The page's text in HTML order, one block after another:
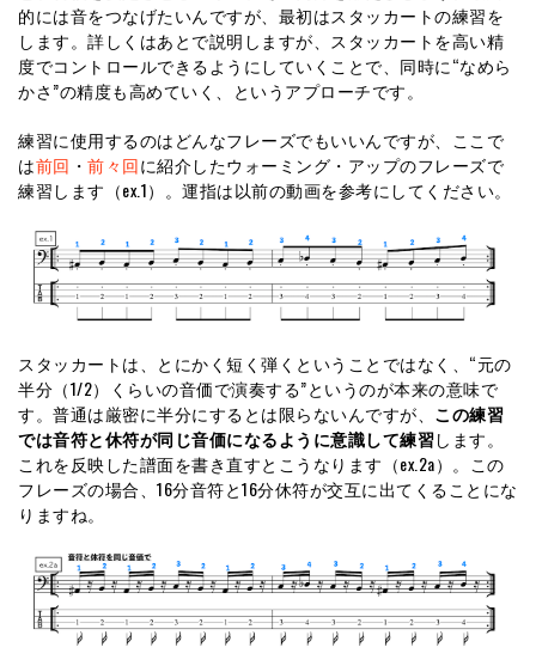
的には音をつなげたいんですが、最初はスタッカートの練習を
します。詳しくはあとで説明しますが、スタッカートを高い精
度でコントロールできるようにしていくことで、同時に“なめら
かさ”の精度も高めていく、というアプローチです。
練習に使用するのはどんなフレーズでもいいんですが、ここで
は前回 ・ 前々回に紹介したウォーミング・アップのフレーズで
練習します（ex.1）。運指は以前の動画を参考にしてください。
スタッカートは、とにかく短く弾くということではなく、“元の
半分（1/2）くらいの音価で演奏する”というのが本来の意味で
す。普通は厳密に半分にするとは限らないんですが、 この練習
では音符と休符が同じ音価になるように意識して練習します。
これを反映した譜面を書き直すとこうなります（ex.2a）。この
フレーズの場合、16分音符と16分休符が交互に出てくることにな
りますね。